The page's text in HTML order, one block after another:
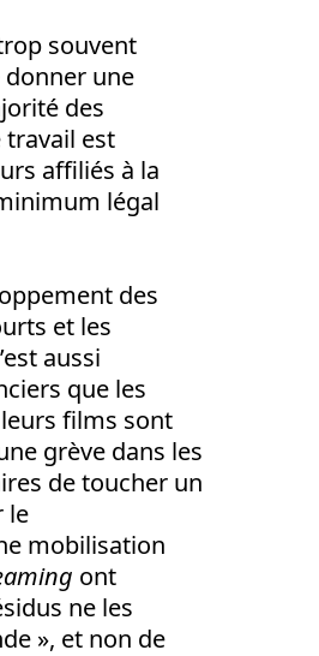
souvent
une
des
travail est
affiliés à la
légal
des
et les
aussi
que les
films sont
grève dans les
de toucher un
le
mobilisation
ont
ne les
», et non de